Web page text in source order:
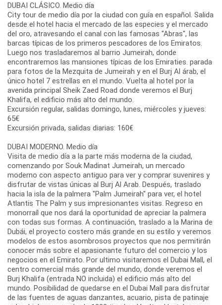
DUBAI CLÁSICO. Medio día
City tour de medio día por la ciudad con guía en español. Salida
desde el hotel hacia el mercado de las especies y el mercado
del oro, atravesando el canal con las famosas "Abras", las
barcas típicas de los primeros pescadores de los Emiratos.
Luego nos trasladaremos al barrio Jumeirah, donde
encontraremos las mansiones típicas de los Emiraties. parada
para fotos de la Mezquita de Jumeirah y en el Burj Al árab, el
único hotel 7 estrellas en el mundo. Vuelta al hotel por la
avenida principal Sheik Zaed Road donde veremos el Burj
Khalifa, el edificio más alto del mundo.
Excursión regular, salidas domingo, lunes, miércoles y jueves:
65€
Excursión privada, salidas diarias: 160€
DUBAI MODERNO. Medio día
Visita de medio día a la parte más moderna de la ciudad,
comenzando por Souk Madinat Jumeirah, un mercado
moderno con aspecto antiguo para ver y comprar suvenires y
disfrutar de vistas únicas al Burj Al Arab. Después, traslado
hacia la isla de la palmera "Palm Jumeirah" para ver, el hotel
Atlantis The Palm y sus impresionantes visitas. Regreso en
monorraíl que nos dará la oportunidad de apreciar la palmera
con todas sus formas. A continuación, traslado a la Marina de
Dubái, el proyecto costero más grande en su estilo y veremos
modelos de estos asombrosos proyectos que nos permitirán
conocer más sobre el apasionante futuro del comercio y los
negocios en el Emirato. Por ultimo visitaremos el Dubai Mall, el
centro comercial más grande del mundo, donde veremos el
Burj Khalifa (entrada NO incluida) el edificio más alto del
mundo. Posibilidad de quedarse en el Dubai Mall para disfrutar
de las fuentes de aguas danzantes, acuario, pista de patinaje